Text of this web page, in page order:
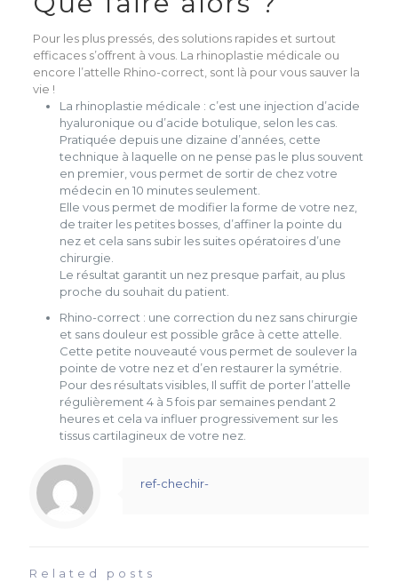
Pour les plus pressés, des solutions rapides et surtout
efficaces s’offrent à vous. La rhinoplastie médicale ou
encore l’attelle Rhino-correct, sont là pour vous sauver la
vie !
La rhinoplastie médicale : c’est une injection d’acide
hyaluronique ou d’acide botulique, selon les cas.
Pratiquée depuis une dizaine d’années, cette
technique à laquelle on ne pense pas le plus souvent
en premier, vous permet de sortir de chez votre
médecin en 10 minutes seulement.
Elle vous permet de modifier la forme de votre nez,
de traiter les petites bosses, d’affiner la pointe du
nez et cela sans subir les suites opératoires d’une
chirurgie.
Le résultat garantit un nez presque parfait, au plus
proche du souhait du patient.
Rhino-correct : une correction du nez sans chirurgie
et sans douleur est possible grâce à cette attelle.
Cette petite nouveauté vous permet de soulever la
pointe de votre nez et d’en restaurer la symétrie.
Pour des résultats visibles, Il suffit de porter l’attelle
régulièrement 4 à 5 fois par semaines pendant 2
heures et cela va influer progressivement sur les
tissus cartilagineux de votre nez.
ref-chechir-
Related posts